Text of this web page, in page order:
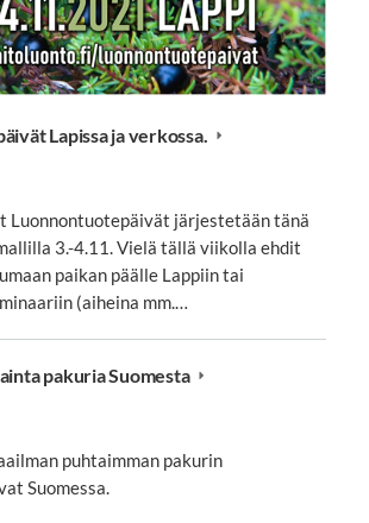
Lapissa ja verkossa.
Luonnontuotepäivät järjestetään tänä
3.-4.11. Vielä tällä viikolla ehdit
paikan päälle Lappiin tai
(aiheina mm.…
pakuria Suomesta
puhtaimman pakurin
Suomessa.